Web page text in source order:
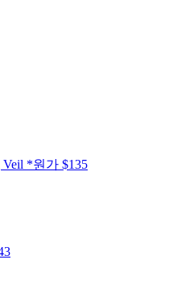
*원가 $135